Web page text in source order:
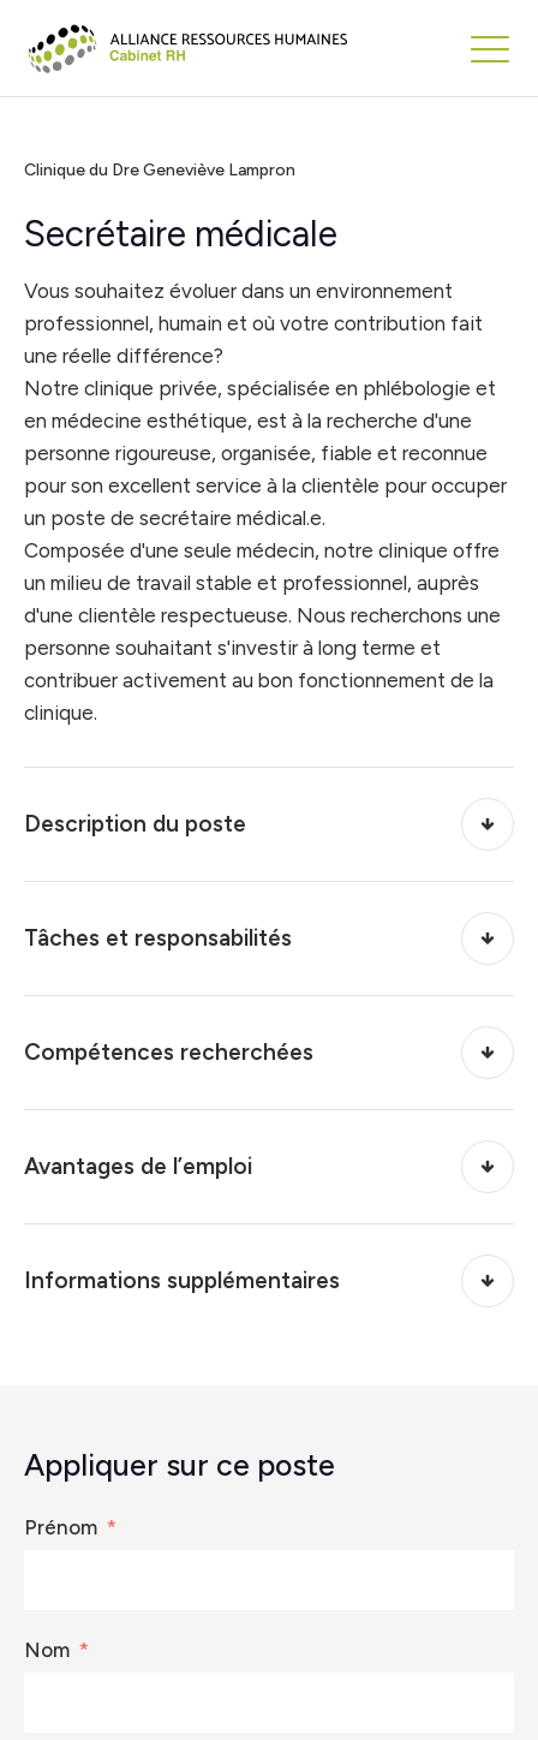
Clinique du Dre Geneviève Lampron
Secrétaire médicale
Vous souhaitez évoluer dans un environnement
professionnel, humain et où votre contribution fait
une réelle différence?
Notre clinique privée, spécialisée en phlébologie et
en médecine esthétique, est à la recherche d'une
personne rigoureuse, organisée, fiable et reconnue
pour son excellent service à la clientèle pour occuper
un poste de secrétaire médical.e.
Composée d'une seule médecin, notre clinique offre
un milieu de travail stable et professionnel, auprès
d'une clientèle respectueuse. Nous recherchons une
personne souhaitant s'investir à long terme et
contribuer activement au bon fonctionnement de la
clinique.
Description du poste
Tâches et responsabilités
Compétences recherchées
Avantages de l’emploi
Informations supplémentaires
Appliquer sur ce poste
Prénom
Nom